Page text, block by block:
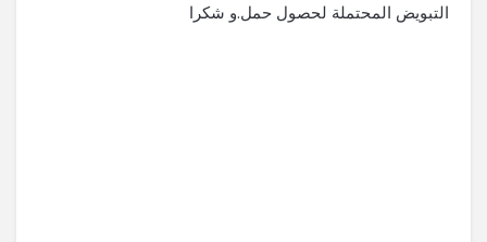
التبويض المحتملة لحصول حمل.و شكرا